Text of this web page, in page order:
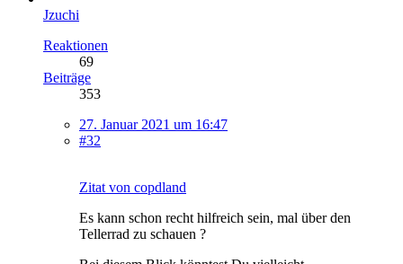
Jzuchi
Reaktionen
69
Beiträge
353
27. Januar 2021 um 16:47
#32
Zitat von copdland
Es kann schon recht hilfreich sein, mal über den
Tellerrad zu schauen ?